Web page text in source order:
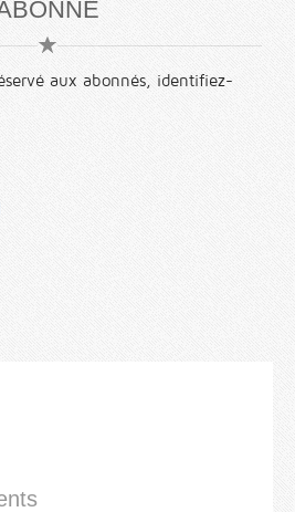
aux abonnés, identifiez-